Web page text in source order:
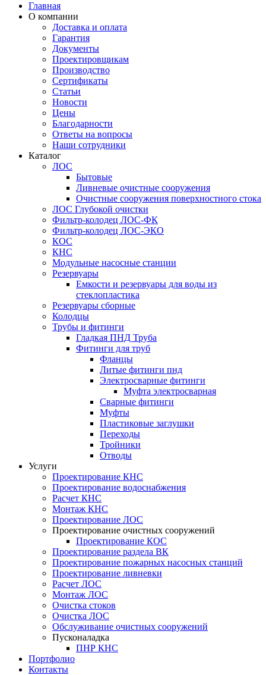
Главная
О компании
Доставка и оплата
Гарантия
Документы
Проектировщикам
Производство
Сертификаты
Статьи
Новости
Цены
Благодарности
Ответы на вопросы
Наши сотрудники
Каталог
ЛОС
Бытовые
Ливневые очистные сооружения
Очистные сооружения поверхностного стока
ЛОС Глубокой очистки
Фильтр-колодец ЛОС-ФК
Фильтр-колодец ЛОС-ЭКО
КОС
КНС
Модульные насосные станции
Резервуары
Емкости и резервуары для воды из
стеклопластика
Резервуары сборные
Колодцы
Трубы и фитинги
Гладкая ПНД Труба
Фитинги для труб
Фланцы
Литые фитинги пнд
Электросварные фитинги
Муфта электросварная
Сварные фитинги
Муфты
Пластиковые заглушки
Переходы
Тройники
Отводы
Услуги
Проектирование КНС
Проектирование водоснабжения
Расчет КНС
Монтаж КНС
Проектирование ЛОС
Проектирование очистных сооружений
Проектирование КОС
Проектирование раздела ВК
Проектирование пожарных насосных станций
Проектирование ливневки
Расчет ЛОС
Монтаж ЛОС
Очистка стоков
Очистка ЛОС
Обслуживание очистных сооружений
Пусконаладка
ПНР КНС
Портфолио
Контакты